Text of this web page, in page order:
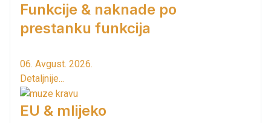
Funkcije & naknade po
prestanku funkcija
06. Avgust. 2026.
Detaljnije...
EU & mlijeko